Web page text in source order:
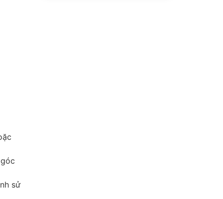
sử